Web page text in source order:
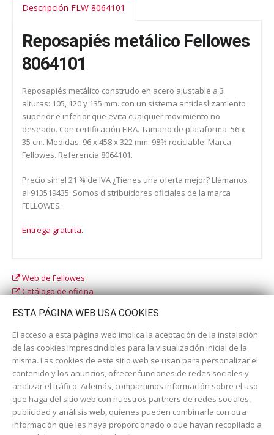
Descripción FLW 8064101
Reposapiés metálico Fellowes
8064101
Reposapiés metálico construdo en acero ajustable a 3
alturas: 105, 120 y 135 mm. con un sistema antideslizamiento
superior e inferior que evita cualquier movimiento no
deseado. Con certificación FIRA. Tamaño de plataforma: 56 x
35 cm. Medidas: 96 x 458 x 322 mm. 98% reciclable. Marca
Fellowes. Referencia 8064101.
Precio sin el 21 % de IVA ¿Tienes una oferta mejor? Llámanos
al 913519435. Somos distribuidores oficiales de la marca
FELLOWES.
Entrega gratuita.
Web de Fellowes
Catálogo de oficina
ESTA PÁGINA WEB USA COOKIES
El acceso a esta página web implica la aceptación de la instalación
de las cookies imprescindibles para la visualización inicial de la
misma. Las cookies de este sitio web se usan para personalizar el
contenido y los anuncios, ofrecer funciones de redes sociales y
analizar el tráfico. Además, compartimos información sobre el uso
que haga del sitio web con nuestros partners de redes sociales,
publicidad y análisis web, quienes pueden combinarla con otra
información que les haya proporcionado o que hayan recopilado a